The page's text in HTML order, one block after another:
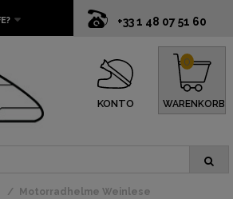
+33 1 48 07 51 60
KONTO WARENKORB
0
Motorradhelme Weinlese